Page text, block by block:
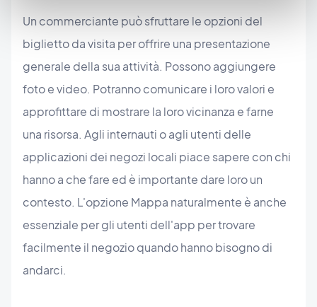
Un commerciante può sfruttare le opzioni del
biglietto da visita per offrire una presentazione
generale della sua attività. Possono aggiungere
foto e video. Potranno comunicare i loro valori e
approfittare di mostrare la loro vicinanza e farne
una risorsa. Agli internauti o agli utenti delle
applicazioni dei negozi locali piace sapere con chi
hanno a che fare ed è importante dare loro un
contesto. L'opzione Mappa naturalmente è anche
essenziale per gli utenti dell'app per trovare
facilmente il negozio quando hanno bisogno di
andarci.